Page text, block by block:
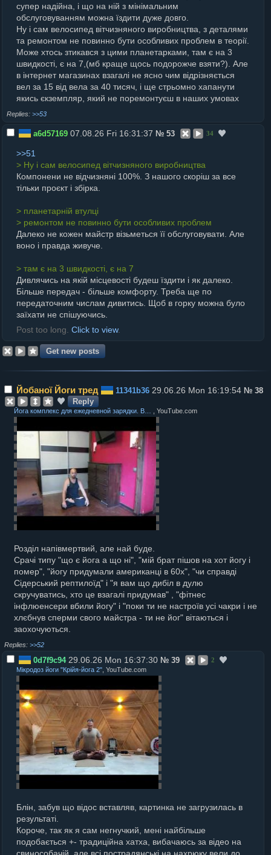
супер надійна, і що на ній з мінімальним
обслуговуванням можна їздити дуже довго.
Ну і сам велосипед вітчизняного виробництва, з деталями
та ремонтом не повинно бути особливих проблем в теорії.
Може хтось зтикався з цими планетарками, там є на 3
швидкості, є на 7,(мб краще щось подорожче взяти?). Але
в інтернет магазинах взагалі не ясно чим відрізняється
вел за 15 від вела за 40 тисяч, і ще стрьомно хапанути
якись єкземпляр, який не поремонтуєш в наших умовах
>>53
a6d57169 07.08.26 Fri 16:31:37 № 53 34
>>51
> Ну і сам велосипед вітчизняного виробництва
Компонени не відчизняні 100%. З нашого скоріш за все
тільки проєкт і збірка.
> планетарній втулці
> ремонтом не повинно бути особливих проблем
Далеко не кожен майстр візьметься її обслуговувати. Але
воно і правда живуче.
> там є на 3 швидкості, є на 7
Дивлячись на якій місцевості будеш їздити і як далеко.
Більше передач - більше комфорту. Треба ще по
передаточним числам дивитись. Щоб в горку можна було
заїхати не спішуючись.
Post too long. Click to view.
Йобаної Йоги тред 11341b36 29.06.26 Mon 16:19:54 № 38
Reply
, YouTube.com
Розділ напівмертвий, але най буде.
Срачі типу "що є йога а що ні", "мій брат пішов на хот йогу і
помер", "йогу придумали американці в 60х", "чи справді
Сідерський рептилоїд" і "я вам що дибіл в дулю
скручуватись, хто це взагалі придумав" , "фітнес
інфлюенсери вбили йогу" і "поки ти не настроїв усі чакри і не
хлєбнув сперми свого майстра - ти не йог" вітаються і
заохочуються.
>>52
0d7f9c94 29.06.26 Mon 16:37:30 № 39
2
Мікродоз йоги "Крійя-йога 2" , YouTube.com
Блін, забув що відос вставляв, картинка не загрузилась в
результаті.
Короче, так як я сам негнучкий, мені найбільше
подобається +- традиційна хатха, вибачаюсь за відео на